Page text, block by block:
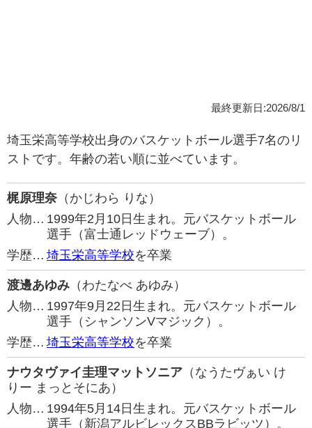
最終更新日:2026/8/1
埼玉栄高等学校出身のバスケットボール選手7名のリ
ストです。年齢の若い順に並べています。
梶原理奈 （かじわら りな）
人物… 1999年2月10日生まれ。元バスケットボール
選手（富士通レッドウェーブ）。
学歴… 埼玉栄高等学校を卒業
渡邊あゆみ （わたなべ あゆみ）
人物… 1997年9月22日生まれ。元バスケットボール
選手（シャンソンVマジック）。
学歴… 埼玉栄高等学校を卒業
ナウタヴァイ圭理マットソニア （なうたヴぁい け
りー まっとそにあ）
人物… 1994年5月14日生まれ。元バスケットボール
選手（新潟アルビレックスBBラビッツ）。